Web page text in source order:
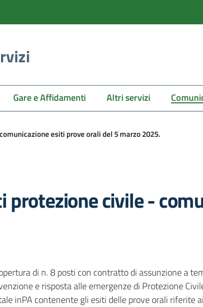
Gare e Affidamenti Altri servizi
esiti prove orali del 5 marzo 2025.
protezione civile -
di n. 8 posti con contratto di assunzione a
e risposta alle emergenze di Protezione
inPA contenente gli esiti delle prove orali riferite